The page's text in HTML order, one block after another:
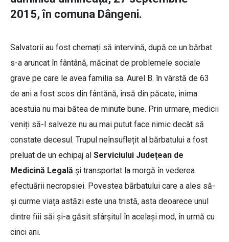
2015, în comuna Dângeni.
Salvatorii au fost chemați să intervină, după ce un bărbat
s-a aruncat în fântână, măcinat de problemele sociale
grave pe care le avea familia sa. Aurel B. în vârstă de 63
de ani a fost scos din fântănă, însă din păcate, inima
acestuia nu mai bătea de minute bune. Prin urmare, medicii
veniți să-l salveze nu au mai putut face nimic decât să
constate decesul. Trupul neînsuflețit al bărbatului a fost
preluat de un echipaj al Serviciului Județean de
Medicină Legală și transportat la morgă în vederea
efectuării necropsiei. Povestea bărbatului care a ales să-
și curme viața astăzi este una tristă, asta deoarece unul
dintre fiii săi și-a găsit sfârșitul în același mod, în urmă cu
cinci ani.